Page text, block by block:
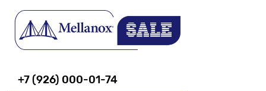
+7 (926) 000-01-74